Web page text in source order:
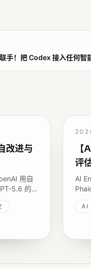
手！把 Codex 接入任何
改进与
用自
5.6 的
六分之
Agentic
评
AI
微
AI